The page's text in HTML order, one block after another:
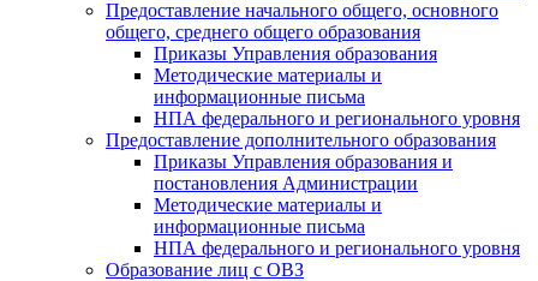
Предоставление начального общего, основного
общего, среднего общего образования
Приказы Управления образования
Методические материалы и
информационные письма
НПА федерального и регионального уровня
Предоставление дополнительного образования
Приказы Управления образования и
постановления Администрации
Методические материалы и
информационные письма
НПА федерального и регионального уровня
Образование лиц с ОВЗ